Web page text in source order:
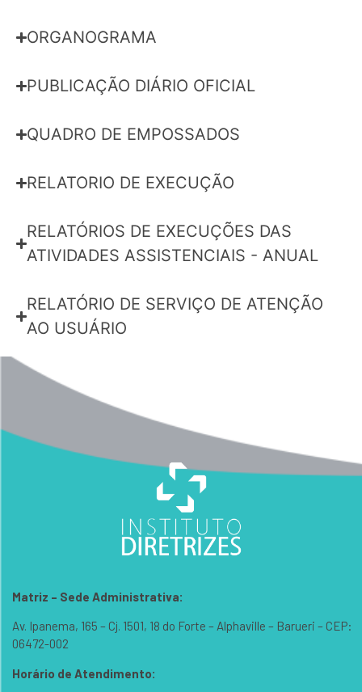
ORGANOGRAMA
PUBLICAÇÃO DIÁRIO OFICIAL
QUADRO DE EMPOSSADOS
RELATORIO DE EXECUÇÃO
RELATÓRIOS DE EXECUÇÕES DAS
ATIVIDADES ASSISTENCIAIS - ANUAL
RELATÓRIO DE SERVIÇO DE ATENÇÃO
AO USUÁRIO
Matriz – Sede Administrativa:
Av. Ipanema, 165 – Cj. 1501, 18 do Forte – Alphaville – Barueri – CEP:
06472-002
Horário de Atendimento: